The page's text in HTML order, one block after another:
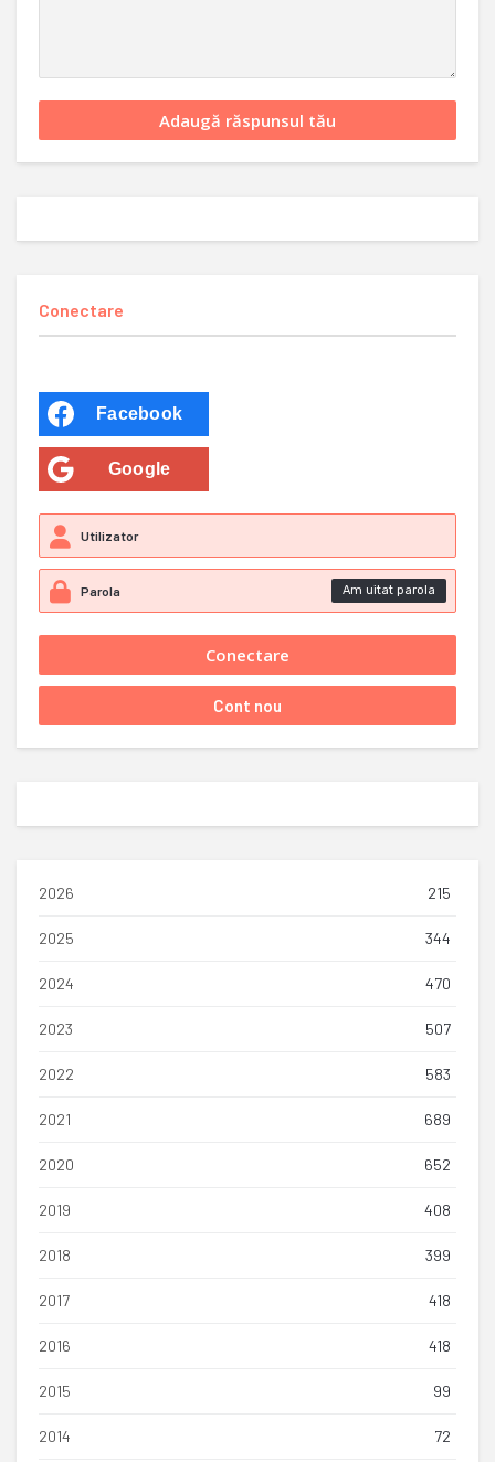
Conectare
Facebook
Google
Am uitat parola
2026 215
2025 344
2024 470
2023 507
2022 583
2021 689
2020 652
2019 408
2018 399
2017 418
2016 418
2015 99
2014 72